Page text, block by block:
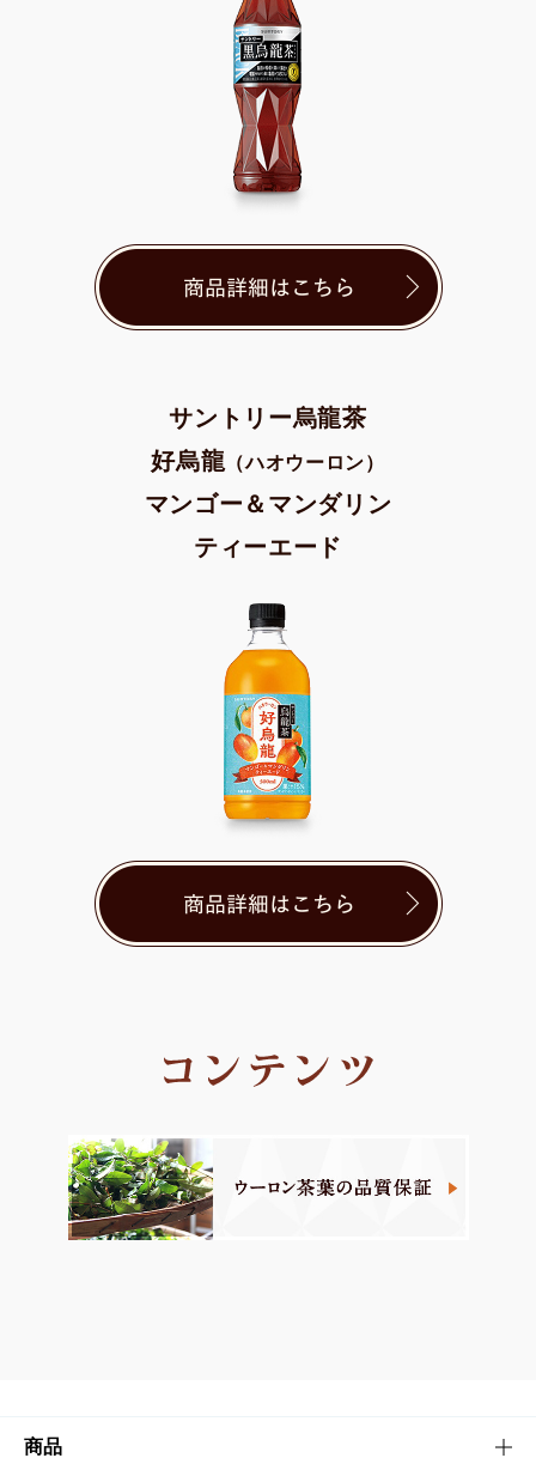
サントリー烏龍茶
好烏龍 （ハオウーロン）
マンゴー＆マンダリン
ティーエード
商品